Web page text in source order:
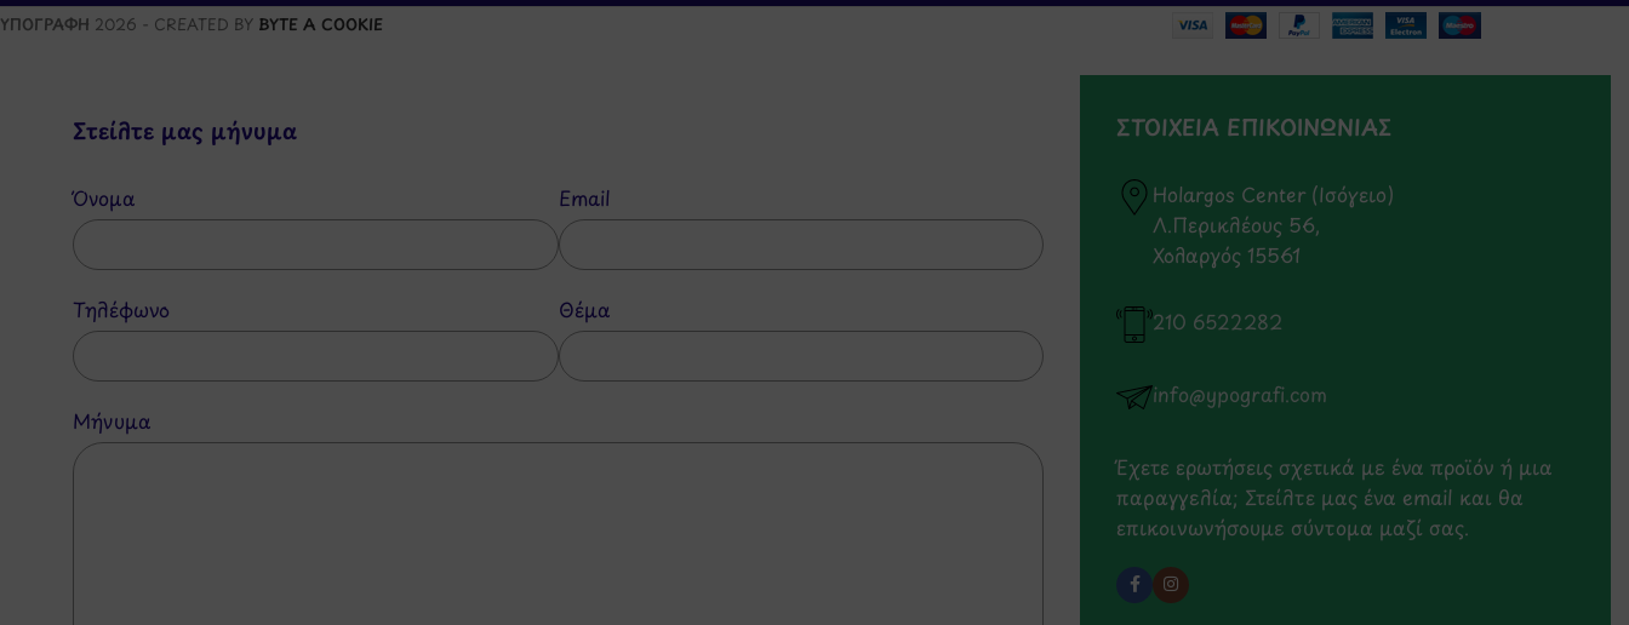
ΥΠΟΓΡΑΦΗ 2026 - CREATED BY BYTE A COOKIE
Στείλτε μας μήνυμα
Όνομα Email
Τηλέφωνο Θέμα
Μήνυμα
ΣΤΟΙΧΕΙΑ ΕΠΙΚΟΙΝΩΝΙΑΣ
Holargos Center (Ισόγειο)
Λ.Περικλέους 56,
Χολαργός 15561
210 6522282
info@ypografi.com
Έχετε ερωτήσεις σχετικά με ένα προϊόν ή μια
παραγγελία; Στείλτε μας ένα email και θα
επικοινωνήσουμε σύντομα μαζί σας.